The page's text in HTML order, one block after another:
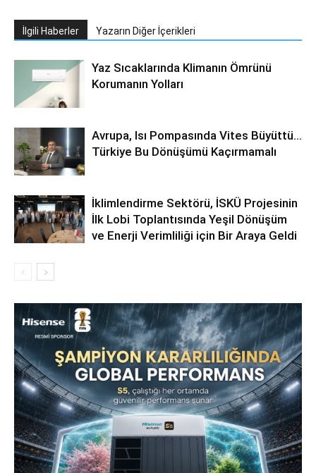
İlgili Haberler Yazarın Diğer İçerikleri
Yaz Sıcaklarında Klimanın Ömrünü
Korumanın Yolları
Avrupa, Isı Pompasında Vites Büyüttü…
Türkiye Bu Dönüşümü Kaçırmamalı
İklimlendirme Sektörü, İSKÜ Projesinin
İlk Lobi Toplantısında Yeşil Dönüşüm
ve Enerji Verimliliği için Bir Araya Geldi